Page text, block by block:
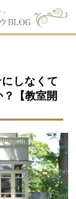
しなくて
【教室開